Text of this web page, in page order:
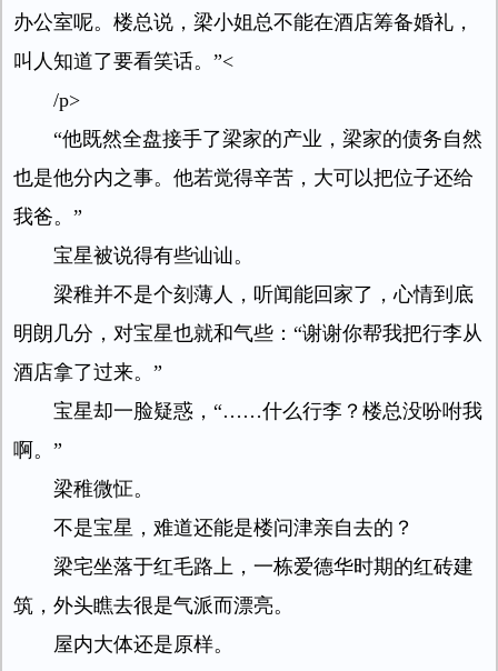
办公室呢。楼总说，梁小姐总不能在酒店筹备婚礼，
叫人知道了要看笑话。”<
/p>
“他既然全盘接手了梁家的产业，梁家的债务自然
也是他分内之事。他若觉得辛苦，大可以把位子还给
我爸。”
宝星被说得有些讪讪。
梁稚并不是个刻薄人，听闻能回家了，心情到底
明朗几分，对宝星也就和气些：“谢谢你帮我把行李从
酒店拿了过来。”
宝星却一脸疑惑，“……什么行李？楼总没吩咐我
啊。”
梁稚微怔。
不是宝星，难道还能是楼问津亲自去的？
梁宅坐落于红毛路上，一栋爱德华时期的红砖建
筑，外头瞧去很是气派而漂亮。
屋内大体还是原样。